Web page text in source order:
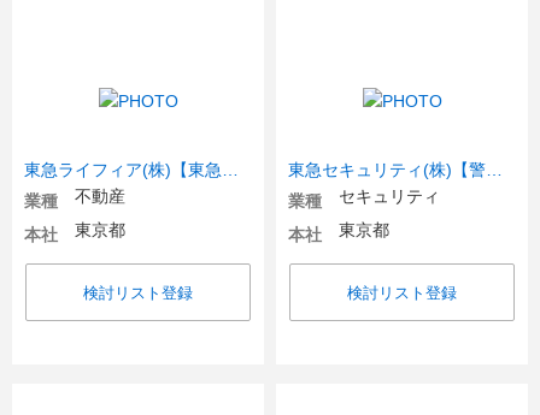
業種
不動産
本社
東京都
検討リスト登録
業種
セキュリティ
本社
東京都
検討リスト登録